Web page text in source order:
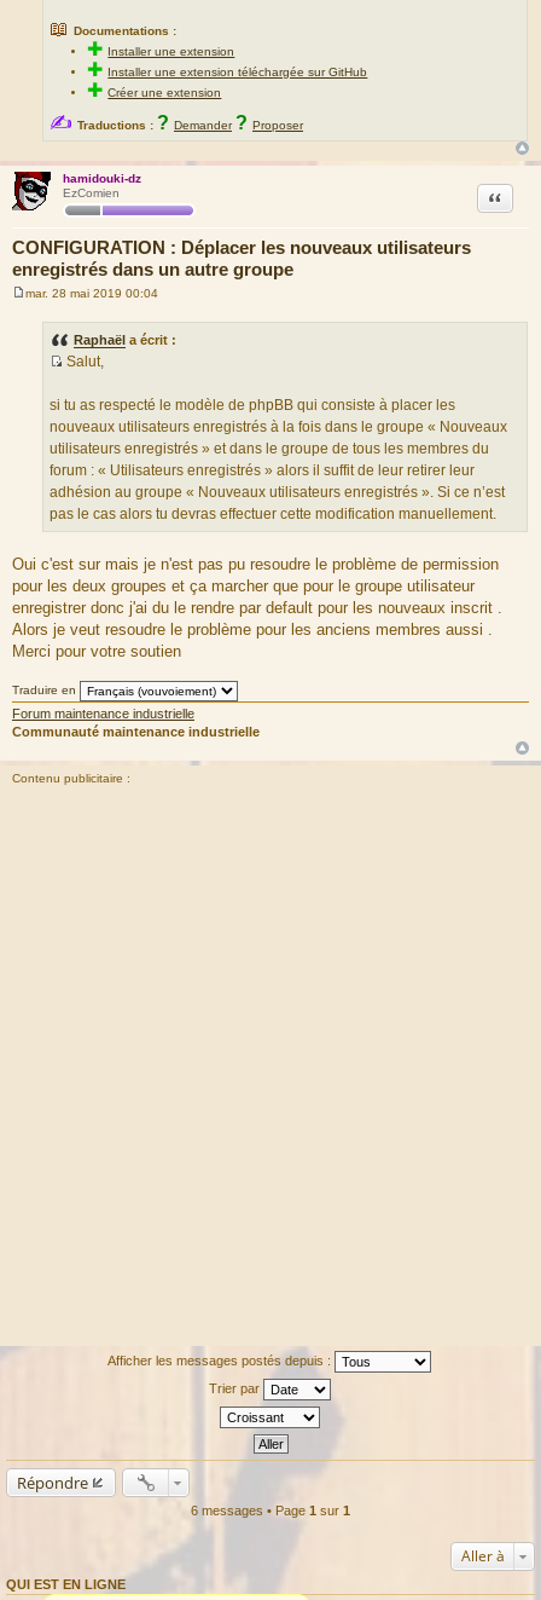
📖 Documentations :
✚ Installer une extension
✚ Installer une extension téléchargée sur GitHub
✚Créer une extension
✍ Traductions : ? Demander ? Proposer
hamidouki-dz
EzComien
CONFIGURATION : Déplacer les nouveaux utilisateurs
enregistrés dans un autre groupe
Citation
mar. 28 mai 2019 00:04
Raphaël a écrit :
o
u
r
c
e
d
u
e
s
s
a
g
Salut,
si tu as respecté le modèle de phpBB qui consiste à placer les
nouveaux utilisateurs enregistrés à la fois dans le groupe « Nouveaux
utilisateurs enregistrés » et dans le groupe de tous les membres du
forum : « Utilisateurs enregistrés » alors il suffit de leur retirer leur
adhésion au groupe « Nouveaux utilisateurs enregistrés ». Si ce n’est
pas le cas alors tu devras effectuer cette modification manuellement.
Oui c'est sur mais je n'est pas pu resoudre le problème de permission
pour les deux groupes et ça marcher que pour le groupe utilisateur
enregistrer donc j'ai du le rendre par default pour les nouveaux inscrit .
Alors je veut resoudre le problème pour les anciens membres aussi .
Merci pour votre soutien
Traduire en
Forum maintenance industrielle
Communauté maintenance industrielle
Contenu publicitaire :
Afficher les messages postés depuis :
Trier par
Répondre
6 messages • Page 1 sur 1
Aller à
QUI EST EN LIGNE